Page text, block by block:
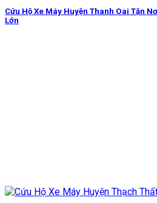
Cứu Hộ Xe Máy Huyện Thanh Oai Tận
Lớn